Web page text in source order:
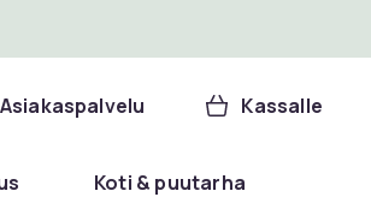
Asiakaspalvelu Kassalle
Koti & puutarha